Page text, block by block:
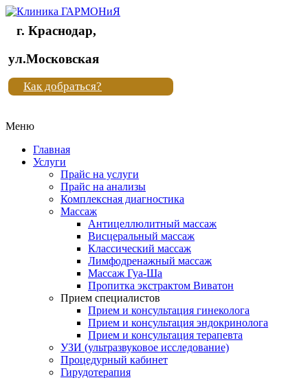
Клиника
"Новая
жизнь"
Клиника
жизнь"
г. Краснодар,
ул.Московская
Как добраться?
Меню
Главная
Услуги
Прайс на услуги
Прайс на анализы
Комплексная диагностика
Массаж
Антицеллюлитный массаж
Висцеральный массаж
Классический массаж
Лимфодренажный массаж
Массаж Гуа-Ша
Пропитка экстрактом Виватон
Прием специалистов
Прием и консультация гинеколога
Прием и консультация эндокринолога
Прием и консультация терапевта
УЗИ (ультразвуковое исследование)
Процедурный кабинет
Гирудотерапия